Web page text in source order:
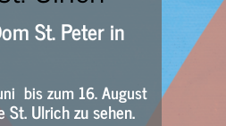
St. Peter in
bis zum 16. August
Ulrich zu sehen.